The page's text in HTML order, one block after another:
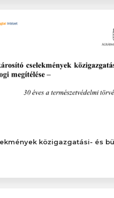
közigazgatási- és